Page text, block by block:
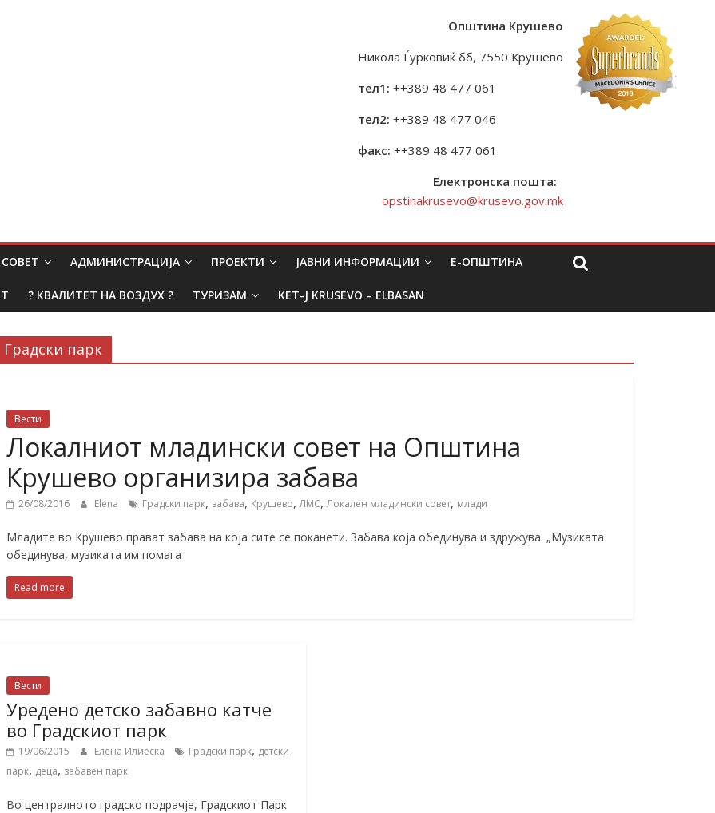
Општина Крушево
Никола Ѓурковиќ бб, 7550 Крушево
тел1: ++389 48 477 061
тел2: ++389 48 477 046
факс: ++389 48 477 061
Електронска пошта:
opstinakrusevo@krusevo.gov.mk
СОВЕТ АДМИНИСТРАЦИЈА ПРОЕКТИ ЈАВНИ ИНФОРМАЦИИ Е-ОПШТИНА
? КВАЛИТЕТ НА ВОЗДУХ ? ТУРИЗАМ KET-J KRUSEVO – ELBASAN
Градски парк
Вести
Локалниот младински совет на Општина
Крушево организира забава
26/08/2016 Elena Градски парк, забава, Крушево,ЛМС,Локален младински совет, млади
Младите во Крушево прават забава на која сите се поканети. Забава која обединува и здружува. „Музиката
обединува, музиката им помага
Read more
Вести
Уредено детско забавно катче
во Градскиот парк
19/06/2015 Елена Илиеска Градски парк, детски
парк, деца, забавен парк
Во централното градско подрачје, Градскиот Парк